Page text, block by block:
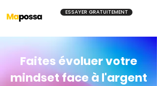
ESSAYER GRATUITEMENT
Faites évoluer votre
mindset face à l'argent